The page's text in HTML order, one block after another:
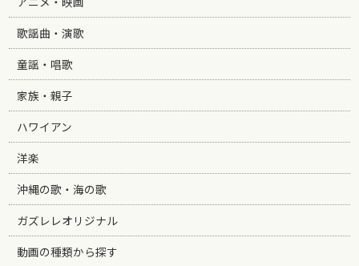
歌謡曲・演歌
童謡・唱歌
家族・親子
ハワイアン
洋楽
沖縄の歌・海の歌
ガズレレオリジナル
動画の種類から探す